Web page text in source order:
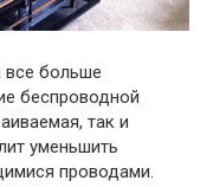
все больше
беспроводной
так и
уменьшить
проводами.